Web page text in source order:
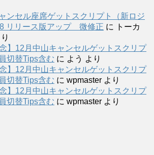
ンセル座席ゲットスクリプト（新ロジ
リリース版アップ 微修正 に
トーカ
】12月中山キャンセルゲットスクリプ
切替Tips含む に よう より
】12月中山キャンセルゲットスクリプ
切替Tips含む に wpmaster より
】12月中山キャンセルゲットスクリプ
切替Tips含む に wpmaster より